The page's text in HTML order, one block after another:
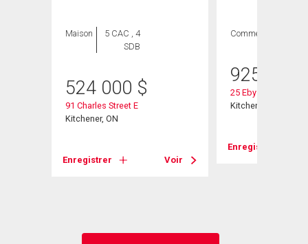
Maison
5 CAC , 4
SDB
524 000 $
91 Charles Street E
Kitchener, ON
Enregistrer Voir
Commercial
925 111
25 Eby Street S
Kitchener, ON
Enregistrer